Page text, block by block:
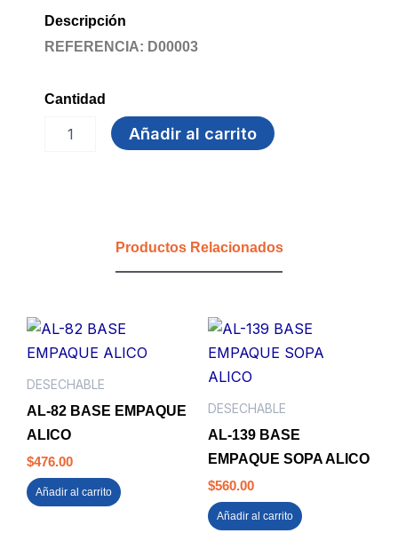
Descripción
REFERENCIA: D00003
Cantidad
Añadir al carrito
Productos Relacionados
DESECHABLE
AL-82 BASE EMPAQUE
ALICO
$476.00
Añadir al carrito
DESECHABLE
AL-139 BASE
EMPAQUE SOPA ALICO
$560.00
Añadir al carrito